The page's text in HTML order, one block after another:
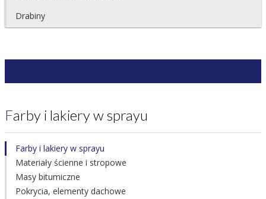
Drabiny
Farby i lakiery w sprayu
Farby i lakiery w sprayu
Materiały ścienne i stropowe
Masy bitumiczne
Pokrycia, elementy dachowe